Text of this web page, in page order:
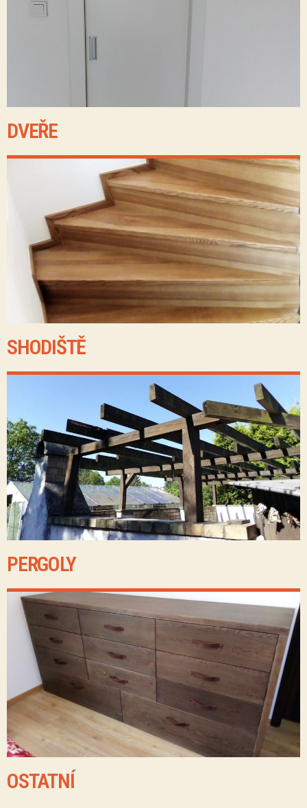
DVEŘE
SHODIŠTĚ
PERGOLY
OSTATNÍ